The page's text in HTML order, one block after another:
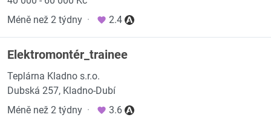
Méně než 2 týdny · 2.4
Elektromontér_trainee
Teplárna Kladno s.r.o.
Dubská 257, Kladno-Dubí
Méně než 2 týdny · 3.6